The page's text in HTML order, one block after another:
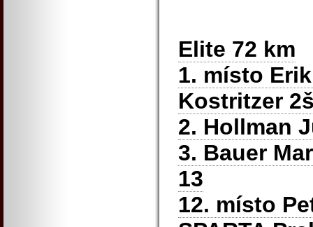
Elite 72 km
1. místo
Kostritzer
2. Hollman
3. Bauer
13
12. místo